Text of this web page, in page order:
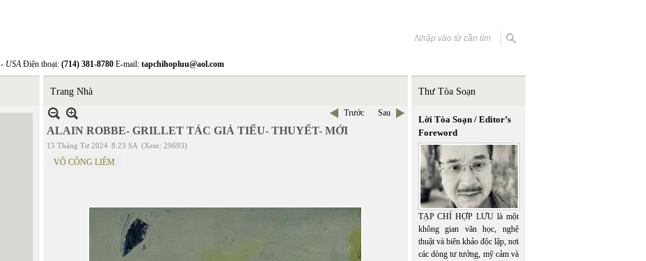
- USAĐiện thoại: (714) 381-8780 E-mail: tapchihopluu@aol.com
Trang Nhà
Trước Sau
ALAIN ROBBE- GRILLET TÁC GIẢ TIỂU- THUYẾT- MỚI
15 Tháng Tư 2024 8:23 SA (Xem: 29693)
VÕ CÔNG LIÊM
Thư Tòa Soạn
Lời Tòa Soạn / Editor’s
Foreword
TẠP CHÍ HỢP LƯU là một
không gian văn học, nghệ
thuật và biên khảo độc lập, nơi
các dòng tư tưởng, mỹ cảm và